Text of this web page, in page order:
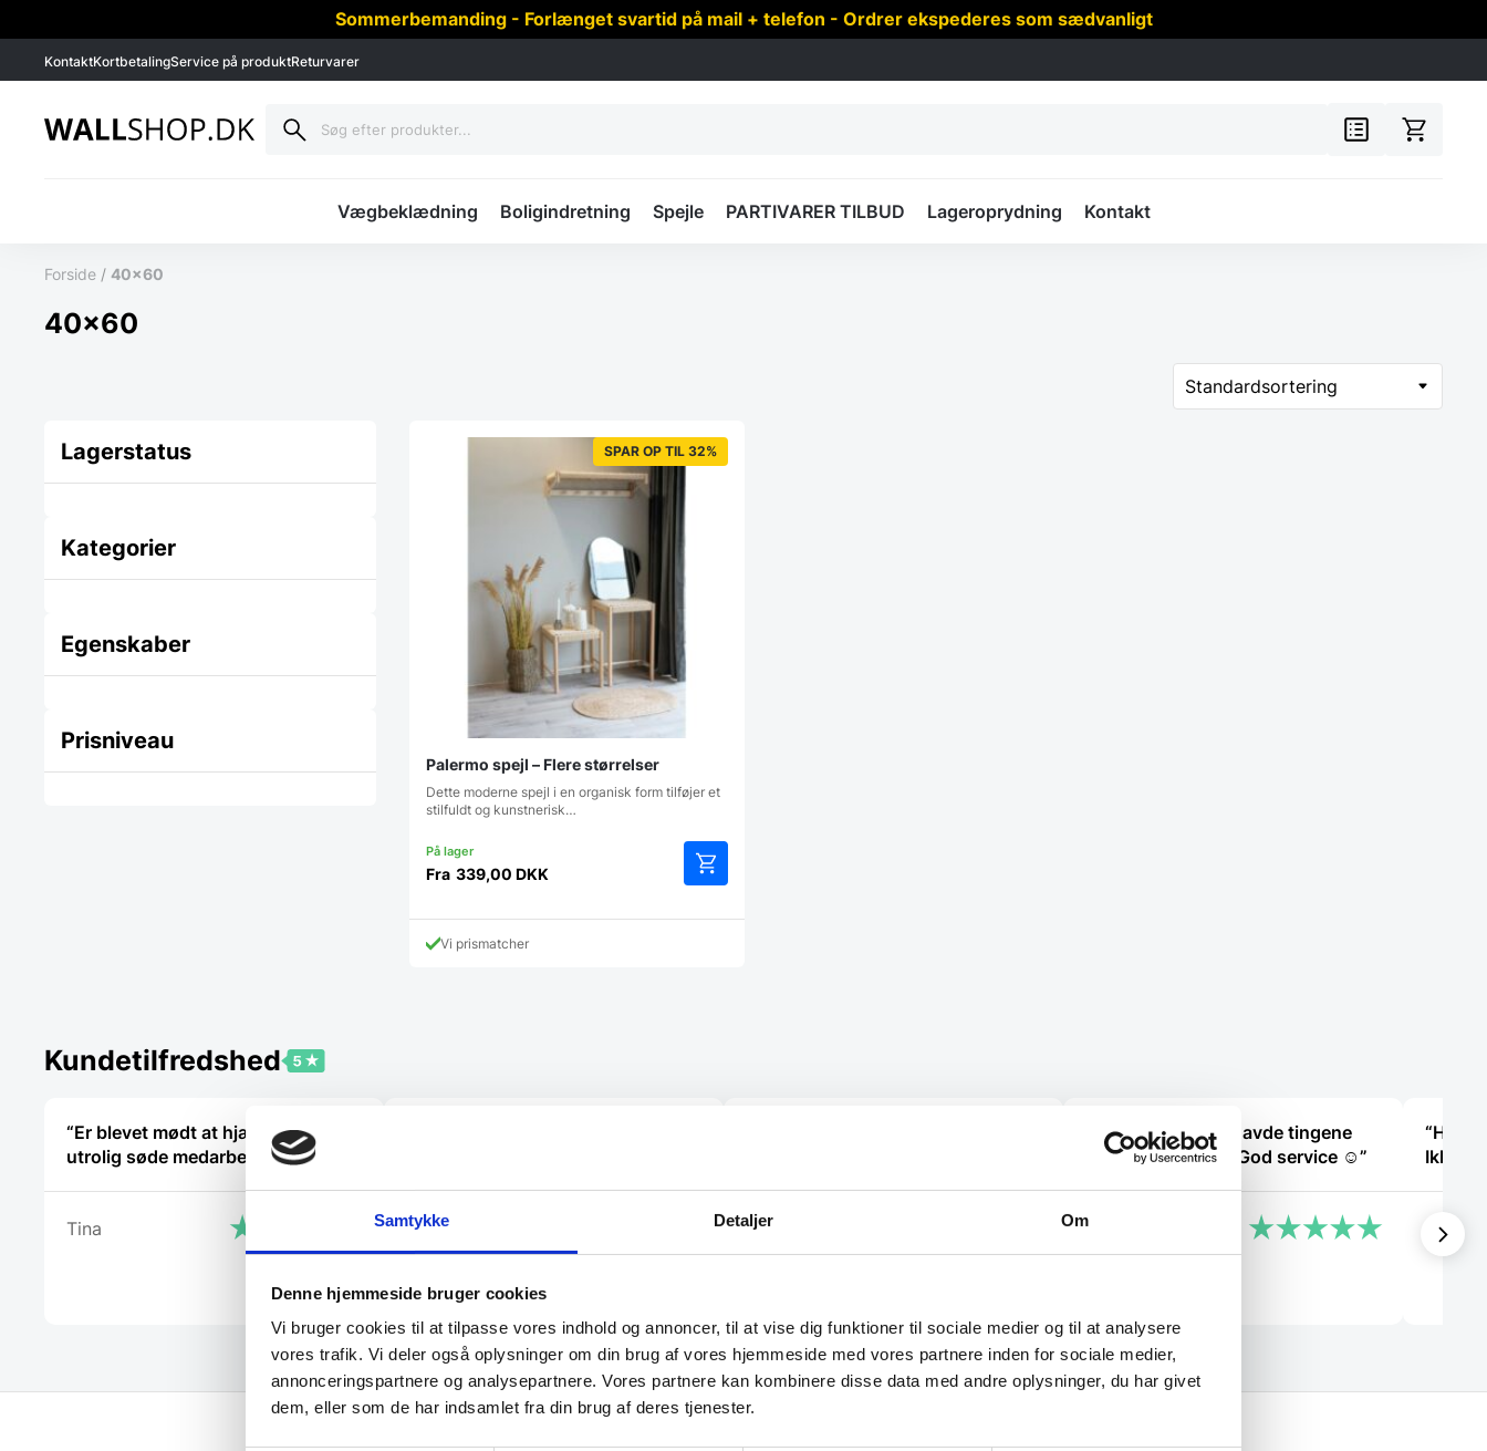
Samtykke Detaljer Om
Denne hjemmeside bruger cookies
Vi bruger cookies til at tilpasse vores indhold og annoncer, til at vise dig funktioner til sociale medier og til at analysere
vores trafik. Vi deler også oplysninger om din brug af vores hjemmeside med vores partnere inden for sociale medier,
annonceringspartnere og analysepartnere. Vores partnere kan kombinere disse data med andre oplysninger, du har givet
dem, eller som de har indsamlet fra din brug af deres tjenester.
Sommerbemanding - Forlænget svartid på mail + telefon - Ordrer ekspederes som sædvanligt
KontaktKortbetalingService på produktReturvarer
Vægbeklædning Boligindretning Spejle PARTIVARER TILBUD Lageroprydning Kontakt
Forside / 40x60
40x60
Lagerstatus
Kategorier
Egenskaber
Prisniveau
SPAR OP TIL 32%
Palermo spejl – Flere størrelser
Dette moderne spejl i en organisk form tilføjer et
stilfuldt og kunstnerisk…
Fra 339,00 DKK
vare
Vi prismatcher
Kundetilfredshed
“Er blevet mødt at hjælpsomme og
utrolig søde medarbejdere”
Tina Ole
Don Olsen
“Bestilte kl.13 og havde tingene
dagen efter kl.10. God service ☺”
Heidi Buch Jensen Helle